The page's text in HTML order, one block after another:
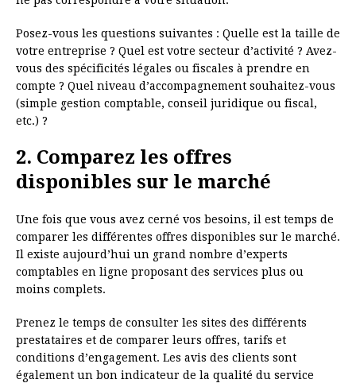
Posez-vous les questions suivantes : Quelle est la taille de
votre entreprise ? Quel est votre secteur d’activité ? Avez-
vous des spécificités légales ou fiscales à prendre en
compte ? Quel niveau d’accompagnement souhaitez-vous
(simple gestion comptable, conseil juridique ou fiscal,
etc.) ?
2. Comparez les offres
disponibles sur le marché
Une fois que vous avez cerné vos besoins, il est temps de
comparer les différentes offres disponibles sur le marché.
Il existe aujourd’hui un grand nombre d’experts
comptables en ligne proposant des services plus ou
moins complets.
Prenez le temps de consulter les sites des différents
prestataires et de comparer leurs offres, tarifs et
conditions d’engagement. Les avis des clients sont
également un bon indicateur de la qualité du service